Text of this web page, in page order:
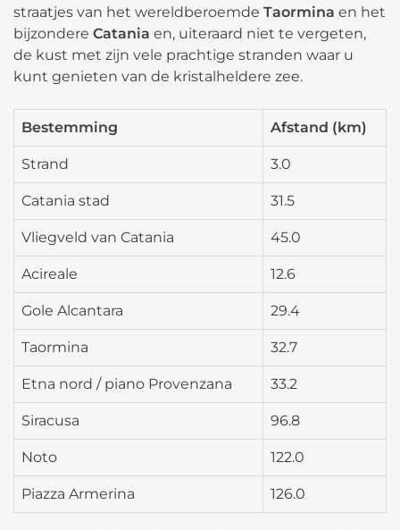
straatjes van het wereldberoemde Taormina en het
bijzondere Catania en, uiteraard niet te vergeten,
de kust met zijn vele prachtige stranden waar u
kunt genieten van de kristalheldere zee.
Bestemming Afstand (km)
Strand 3.0
Catania stad 31.5
Vliegveld van Catania 45.0
Acireale 12.6
Gole Alcantara 29.4
Taormina 32.7
Etna nord / piano Provenzana 33.2
Siracusa 96.8
Noto 122.0
Piazza Armerina 126.0